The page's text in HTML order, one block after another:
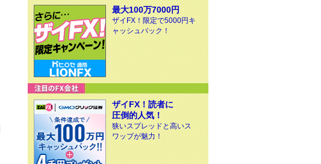
最大100万7000円
ザイFX！限定で5000円キ
ャッシュバック！
ザイFX！読者に
圧倒的人気！
狭いスプレッドと高いス
ワップが魅力！